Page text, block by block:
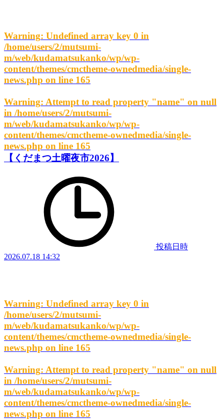
Warning: Undefined array key 0 in
/home/users/2/mutsumi-
m/web/kudamatsukanko/wp/wp-
content/themes/cmctheme-ownedmedia/single-
news.php on line 165
Warning: Attempt to read property "name" on null
in /home/users/2/mutsumi-
m/web/kudamatsukanko/wp/wp-
content/themes/cmctheme-ownedmedia/single-
news.php on line 165
【くだまつ土曜夜市2026】
投稿日時
2026.07.18 14:32
Warning: Undefined array key 0 in
/home/users/2/mutsumi-
m/web/kudamatsukanko/wp/wp-
content/themes/cmctheme-ownedmedia/single-
news.php on line 165
Warning: Attempt to read property "name" on null
in /home/users/2/mutsumi-
m/web/kudamatsukanko/wp/wp-
content/themes/cmctheme-ownedmedia/single-
news.php on line 165